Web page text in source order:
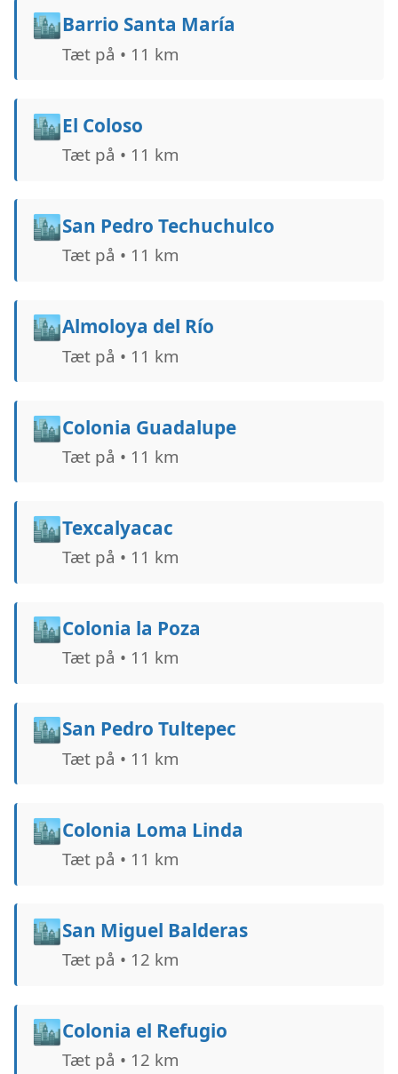
🏙️Barrio Santa María
Tæt på • 11 km
🏙️El Coloso
Tæt på • 11 km
🏙️San Pedro Techuchulco
Tæt på • 11 km
🏙️Almoloya del Río
Tæt på • 11 km
🏙️Colonia Guadalupe
Tæt på • 11 km
🏙️Texcalyacac
Tæt på • 11 km
🏙️Colonia la Poza
Tæt på • 11 km
🏙️San Pedro Tultepec
Tæt på • 11 km
🏙️Colonia Loma Linda
Tæt på • 11 km
🏙️San Miguel Balderas
Tæt på • 12 km
🏙️Colonia el Refugio
Tæt på • 12 km